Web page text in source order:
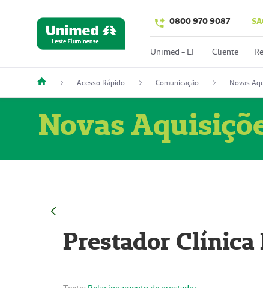
0800 970 9087
Unimed - LF Cliente
Acesso Rápido Comunicação Novas
Novas
Prestador